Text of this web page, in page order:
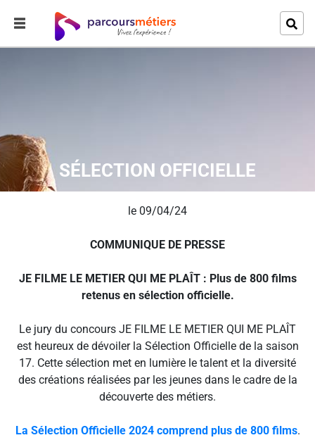
SÉLECTION OFFICIELLE
le 09/04/24
COMMUNIQUE DE PRESSE
JE FILME LE METIER QUI ME PLAÎT : Plus de 800 films
retenus en sélection officielle.
Le jury du concours JE FILME LE METIER QUI ME PLAÎT
est heureux de dévoiler la Sélection Officielle de la saison
17. Cette sélection met en lumière le talent et la diversité
des créations réalisées par les jeunes dans le cadre de la
découverte des métiers.
La Sélection Officielle 2024 comprend plus de 800 films.